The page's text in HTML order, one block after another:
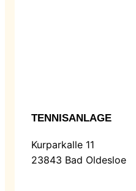
TENNISANLAGE
Kurparkalle 11
23843 Bad Oldesloe